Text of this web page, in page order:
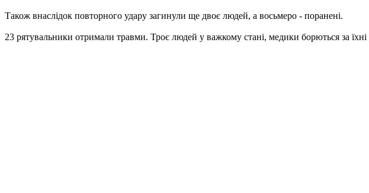
Також внаслідок повторного удару загинули ще двоє людей, а восьмеро - поранені.
23 рятувальники отримали травми. Троє людей у важкому стані, медики борються за